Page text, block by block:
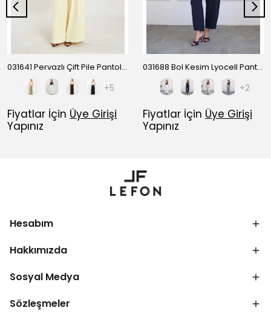
031641 Pervazlı Çift Pile Pantolon
+5
Fiyatlar İçin Üye Girişi
Yapınız
031688 Bol Kesim Lyocell Pantolon YP5596
+2
Fiyatlar İçin Üye Girişi
Yapınız
Hesabım
Hakkımızda
Sosyal Medya
Sözleşmeler